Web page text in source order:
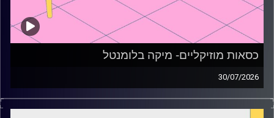
כסאות מוזיקליים- מיקה בלומנטל
30/07/2026
כסאות מוזיקליים עם מיקה בלומנטל